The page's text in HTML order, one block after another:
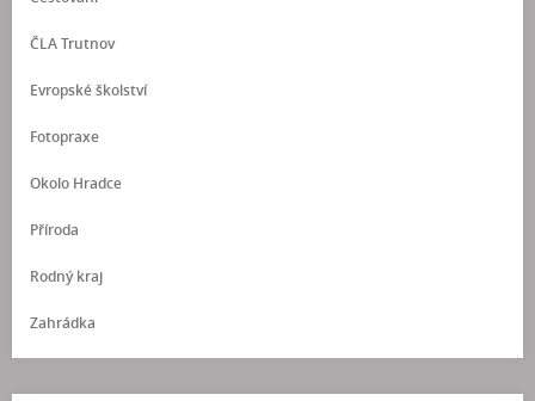
ČLA Trutnov
Evropské školství
Fotopraxe
Okolo Hradce
Příroda
Rodný kraj
Zahrádka